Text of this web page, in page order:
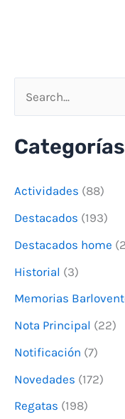
s
a
r
p
o
r
:
Categorías
Actividades (88)
Destacados (193)
Destacados home
Historial (3)
Memorias
Nota Principal (22)
Notificación (7)
Novedades (172)
Regatas (198)